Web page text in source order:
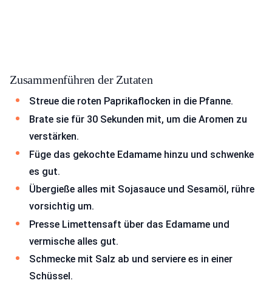
Zusammenführen der Zutaten
Streue die roten Paprikaflocken in die Pfanne.
Brate sie für 30 Sekunden mit, um die Aromen zu
verstärken.
Füge das gekochte Edamame hinzu und schwenke
es gut.
Übergieße alles mit Sojasauce und Sesamöl, rühre
vorsichtig um.
Presse Limettensaft über das Edamame und
vermische alles gut.
Schmecke mit Salz ab und serviere es in einer
Schüssel.